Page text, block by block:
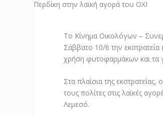
Το Κίνημα Οικολόγων –
Σάββατο 10/6 την
χρήση φυτοφαρμάκων και τα
Στα πλαίσια της
τους πολίτες στις λαϊκές
Λεμεσό.